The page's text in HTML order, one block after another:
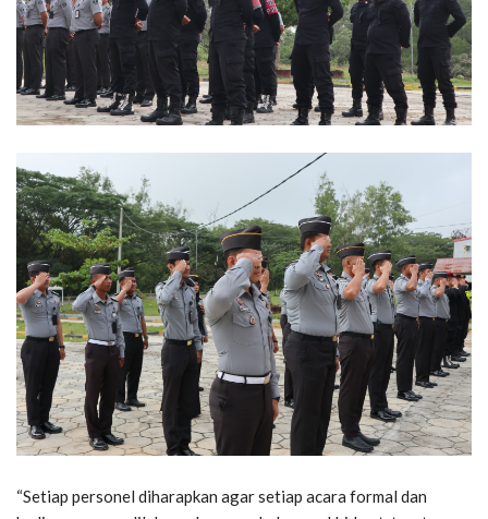
“Setiap personel diharapkan agar setiap acara formal dan